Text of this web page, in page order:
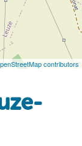
contributors